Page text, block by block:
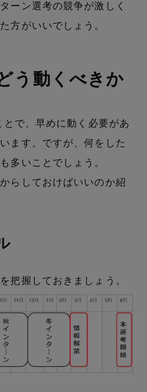
ーン選考の競争が激しく
方がいいでしょう。
う動くべきか
で、早めに動く必要があ
ます。ですが、何をした
多いことでしょう。
らしておけばいいのか紹
把握しておきましょう。